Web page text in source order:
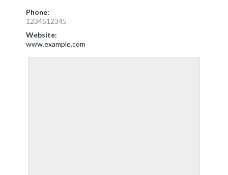
Phone:
1234512345
Website:
www.example.com